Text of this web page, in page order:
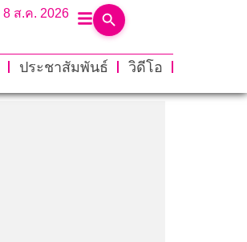
8 ส.ค. 2026
ประชาสัมพันธ์
วิดีโอ